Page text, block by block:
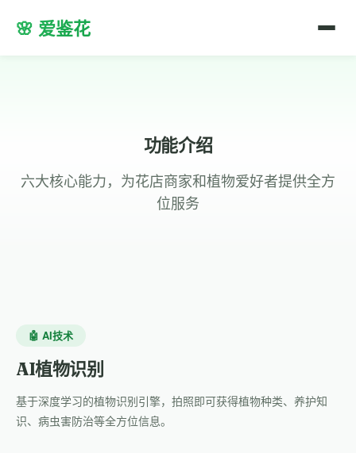
🌸 爱鉴花
功能介绍
六大核心能力，为花店商家和植物爱好者提供全方
位服务
🤖 AI技术
AI植物识别
基于深度学习的植物识别引擎，拍照即可获得植物种类、养护知
识、病虫害防治等全方位信息。